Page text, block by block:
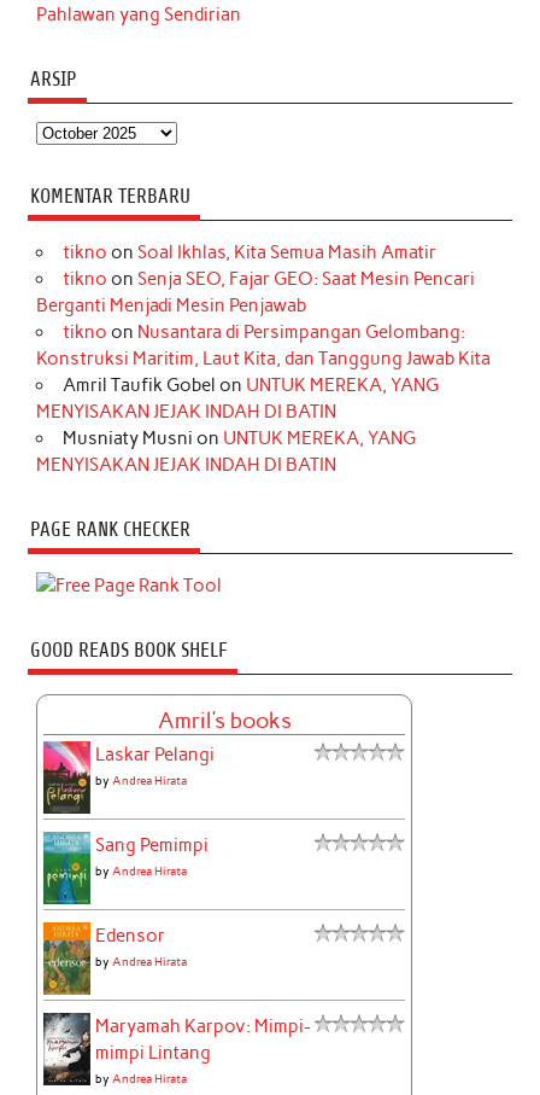
Pahlawan yang Sendirian
ARSIP
Arsip
KOMENTAR TERBARU
tikno on Soal Ikhlas, Kita Semua Masih Amatir
tikno on Senja SEO, Fajar GEO: Saat Mesin Pencari
Berganti Menjadi Mesin Penjawab
tikno on Nusantara di Persimpangan Gelombang:
Konstruksi Maritim, Laut Kita, dan Tanggung Jawab Kita
Amril Taufik Gobel on UNTUK MEREKA, YANG
MENYISAKAN JEJAK INDAH DI BATIN
Musniaty Musni on UNTUK MEREKA, YANG
MENYISAKAN JEJAK INDAH DI BATIN
PAGE RANK CHECKER
GOOD READS BOOK SHELF
Amril's books
Laskar Pelangi
by Andrea Hirata
Sang Pemimpi
by Andrea Hirata
Edensor
by Andrea Hirata
Maryamah Karpov: Mimpi-
mimpi Lintang
by Andrea Hirata